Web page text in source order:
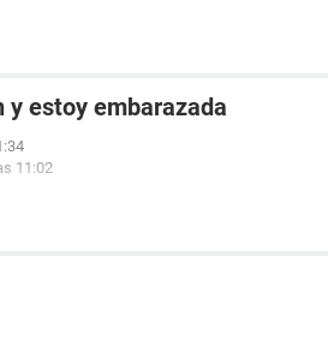
y estoy embarazada
11:02